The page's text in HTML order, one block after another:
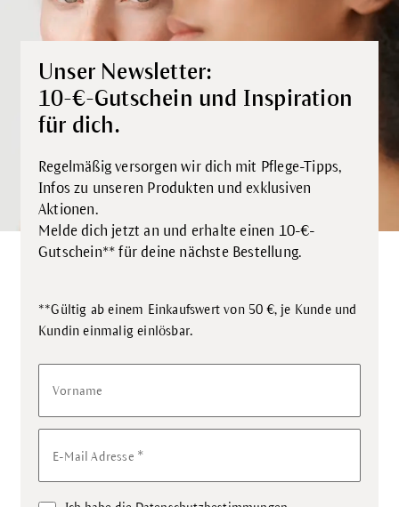
Unser Newsletter:
10-€-Gutschein und Inspiration
für dich.
Regelmäßig versorgen wir dich mit Pflege-Tipps,
Infos zu unseren Produkten und exklusiven
Aktionen.
Melde dich jetzt an und erhalte einen 10-€-
Gutschein** für deine nächste Bestellung.
**Gültig ab einem Einkaufswert von 50 €, je Kunde und
Kundin einmalig einlösbar.
Vorname
E-Mail Adresse *